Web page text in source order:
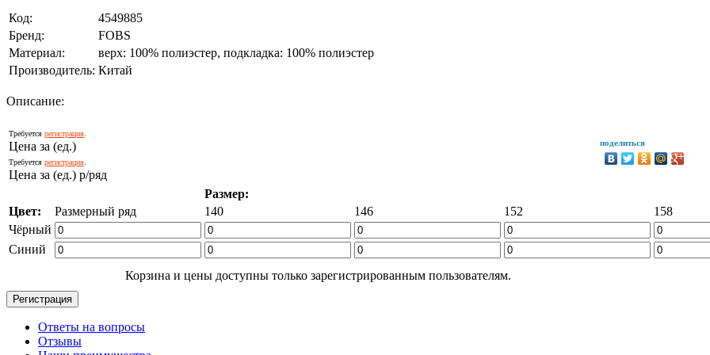
Код:
4549885
Бренд:
FOBS
Материал:
верх: 100% полиэстер, подкладка: 100% полиэстер
Производитель: Китай
Описание:
Требуется регистрация
Цена за (ед.)
Требуется регистрация
Цена за (ед.) р/ряд
поделиться
Размер:
Цвет:
Размерный ряд 140 146 152
158
Чёрный
Синий
Корзина и цены доступны только зарегистрированным пользователям.
Ответы на вопросы
Отзывы